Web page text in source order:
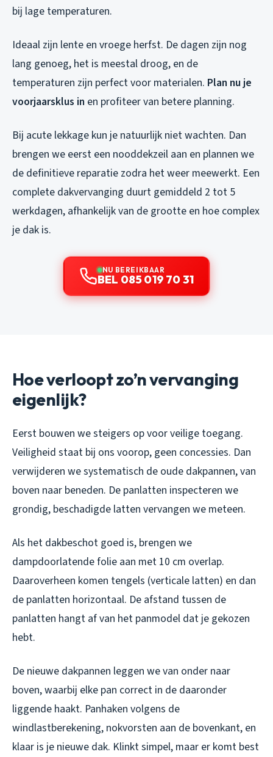
bij lage temperaturen.
Ideaal zijn lente en vroege herfst. De dagen zijn nog
lang genoeg, het is meestal droog, en de
temperaturen zijn perfect voor materialen. Plan nu je
voorjaarsklus in en profiteer van betere planning.
Bij acute lekkage kun je natuurlijk niet wachten. Dan
brengen we eerst een nooddekzeil aan en plannen we
de definitieve reparatie zodra het weer meewerkt. Een
complete dakvervanging duurt gemiddeld 2 tot 5
werkdagen, afhankelijk van de grootte en hoe complex
je dak is.
NU BEREIKBAAR
BEL 085 019 70 31
Hoe verloopt zo’n vervanging
eigenlijk?
Eerst bouwen we steigers op voor veilige toegang.
Veiligheid staat bij ons voorop, geen concessies. Dan
verwijderen we systematisch de oude dakpannen, van
boven naar beneden. De panlatten inspecteren we
grondig, beschadigde latten vervangen we meteen.
Als het dakbeschot goed is, brengen we
dampdoorlatende folie aan met 10 cm overlap.
Daaroverheen komen tengels (verticale latten) en dan
de panlatten horizontaal. De afstand tussen de
panlatten hangt af van het panmodel dat je gekozen
hebt.
De nieuwe dakpannen leggen we van onder naar
boven, waarbij elke pan correct in de daaronder
liggende haakt. Panhaken volgens de
windlastberekening, nokvorsten aan de bovenkant, en
klaar is je nieuwe dak. Klinkt simpel, maar er komt best